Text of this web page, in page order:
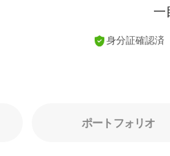
一
身分証確認済
ポートフォリオ